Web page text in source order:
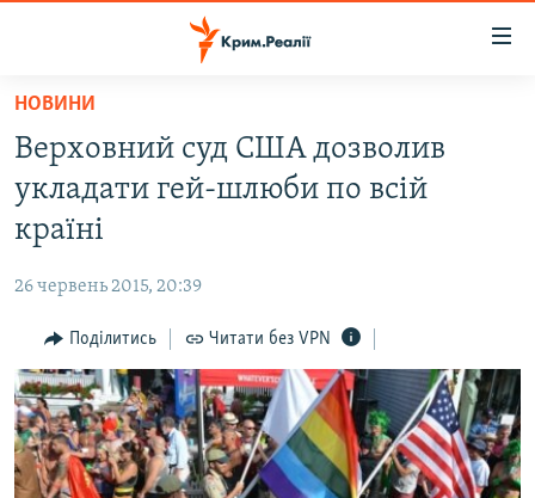
Перейти
основного
матеріалу
Перейти
до
основної
навігації
Перейти
до
пошуку
ВОДА.КРИМ
ВІДЕО ТА ФОТО
БЛОГИ
ПОГЛЯД
ІНТЕРВ'Ю
ВСЕ ЗА ДЕНЬ
СПЕЦПРОЕКТИ
НОВИНИ
Верховний суд США дозволив
укладати гей-шлюби по всій
країні
26 червень 2015, 20:39
Поділитись Читати без VPN